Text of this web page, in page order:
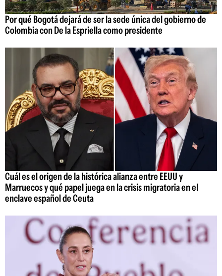
Por qué Bogotá dejará de ser la sede única del gobierno de
Colombia con De la Espriella como presidente
Cuál es el origen de la histórica alianza entre EEUU y
Marruecos y qué papel juega en la crisis migratoria en el
enclave español de Ceuta